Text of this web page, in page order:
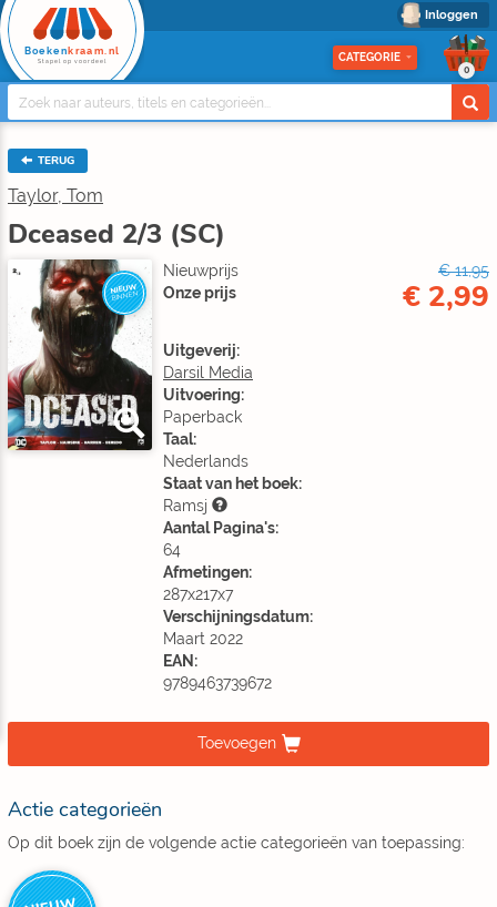
Inloggen
Boeken kraam.nl
Stapel op voordeel CATEGORIE
0
TERUG
Taylor, Tom
Dceased 2/3 (SC)
NIEUW
BINNEN
Nieuwprijs
€ 11,95
Onze prijs
€ 2,99
Uitgeverij:
Darsil Media
Uitvoering:
Paperback
Taal:
Nederlands
Staat van het boek:
Ramsj
Aantal Pagina's:
64
Afmetingen:
287x217x7
Verschijningsdatum:
Maart 2022
EAN:
9789463739672
Toevoegen
Actie categorieën
Op dit boek zijn de volgende actie categorieën van toepassing: